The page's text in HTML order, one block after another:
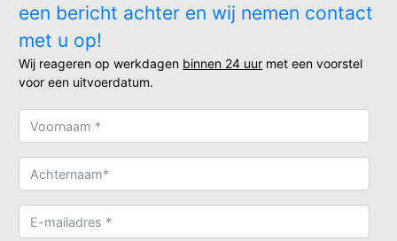
een bericht achter en wij nemen contact
met u op!
Wij reageren op werkdagen binnen 24 uur met een voorstel
voor een uitvoerdatum.